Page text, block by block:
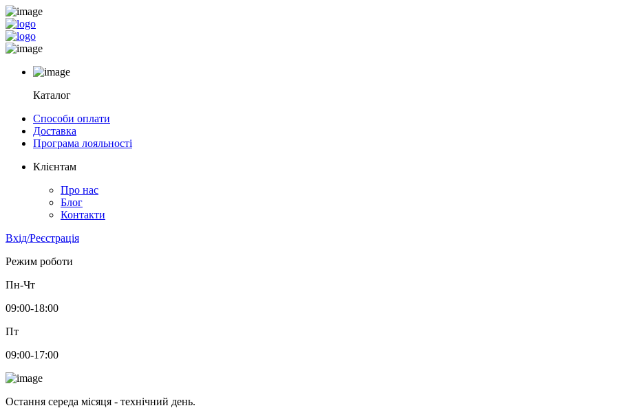
Каталог
Способи оплати
Доставка
Програма лояльності
Клієнтам
Про нас
Блог
Контакти
Вхід/Реєстрація
Режим роботи
Пн-Чт
09:00-18:00
Пт
09:00-17:00
Остання середа місяця - технічний день.